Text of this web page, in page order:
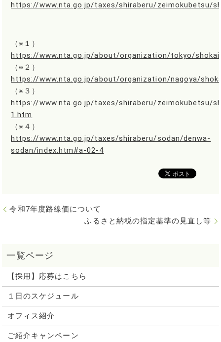
https://www.nta.go.jp/taxes/shiraberu/zeimokubetsu/
（※１）
https://www.nta.go.jp/about/organization/tokyo/
（※２）
https://www.nta.go.jp/about/organization/nagoya/
（※３）
https://www.nta.go.jp/taxes/shiraberu/zeimokubetsu/
1.htm
（※４）
https://www.nta.go.jp/taxes/shiraberu/sodan/denwa-
sodan/index.htm#a-02-4
令和7年度路線価について
ふるさと納税の指定基準の見直し等
【採用】応募はこちら
１日のスケジュール
オフィス紹介
ご紹介キャンペーン